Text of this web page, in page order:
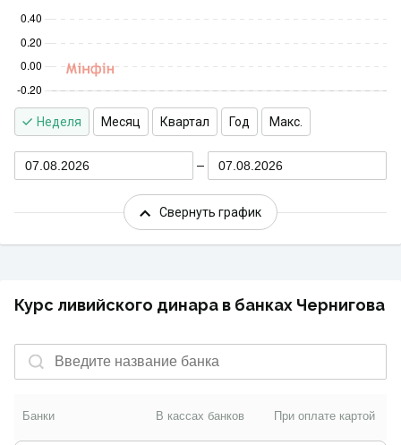
Неделя Месяц Квартал Год Макс.
07.08.2026 07.08.2026
Свернуть график
Курс ливийского динара в банках Чернигова
Банки В кассах банков При оплате картой